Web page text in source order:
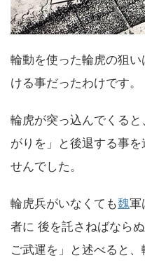
輪動を使った輪虎の狙
ける事だったわけです。
輪虎が突っ込んでくる
がりを」と後退する事
せんでした。
輪虎兵がいなくても魏軍
者に 後を託さねばなら
ご武運を」と述べると